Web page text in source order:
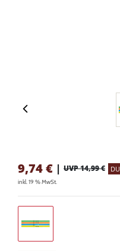
9,74€ | UVP 14,99 €
inkl. 19 % MwSt.